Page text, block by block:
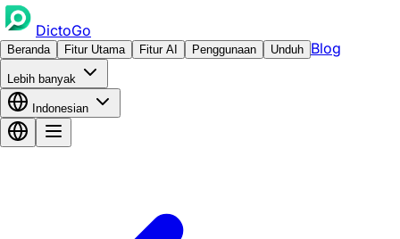
DictoGo
Beranda Fitur Utama Fitur AI Penggunaan Unduh Blog
Lebih banyak
Indonesian